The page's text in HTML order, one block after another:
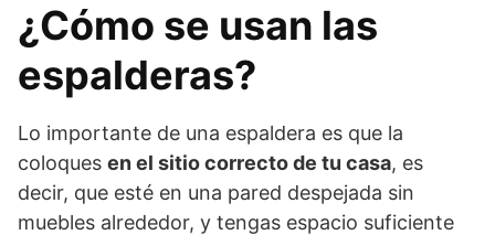
¿Cómo se usan las
espalderas?
Lo importante de una espaldera es que la
coloques en el sitio correcto de tu casa, es
decir, que esté en una pared despejada sin
muebles alrededor, y tengas espacio suficiente